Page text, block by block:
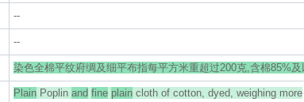
--
--
染色全棉平纹府绸及细平布指每平方米重超过200克,含棉85%及
Plain Poplin and fine plain cloth of cotton, dyed, weighing more